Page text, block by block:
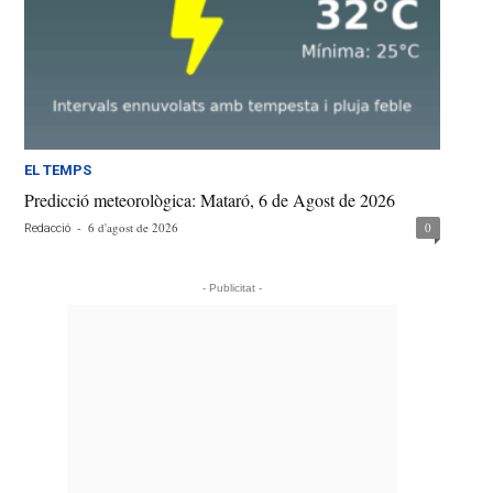
EL TEMPS
Predicció meteorològica: Mataró, 6 de Agost de 2026
Redacció - 6 d'agost de 2026 0
- Publicitat -